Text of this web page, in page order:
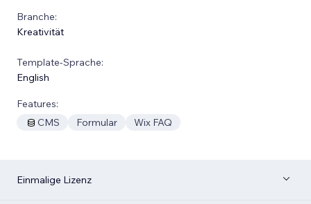
Branche:
Kreativität
Template-Sprache:
English
Features:
CMS
Formular Wix FAQ
Einmalige Lizenz